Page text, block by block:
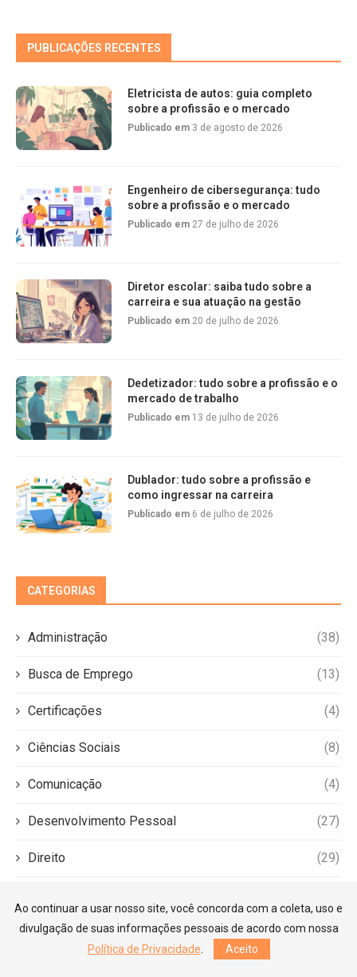
PUBLICAÇÕES RECENTES
Eletricista de autos: guia completo
sobre a profissão e o mercado
Publicado em 3 de agosto de 2026
Engenheiro de cibersegurança: tudo
sobre a profissão e o mercado
Publicado em 27 de julho de 2026
Diretor escolar: saiba tudo sobre a
carreira e sua atuação na gestão
Publicado em 20 de julho de 2026
Dedetizador: tudo sobre a profissão e o
mercado de trabalho
Publicado em 13 de julho de 2026
Dublador: tudo sobre a profissão e
como ingressar na carreira
Publicado em 6 de julho de 2026
CATEGORIAS
Administração (38)
Busca de Emprego (13)
Certificações (4)
Ciências Sociais (8)
Comunicação (4)
Desenvolvimento Pessoal (27)
Direito (29)
Empreendedorismo (6)
Ao continuar a usar nosso site, você concorda com a coleta, uso e
divulgação de suas informações pessoais de acordo com nossa
Política de Privacidade
Aceito